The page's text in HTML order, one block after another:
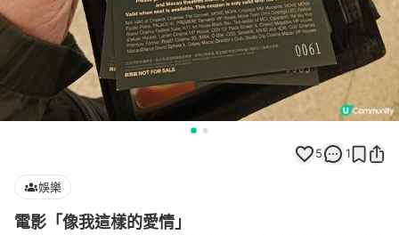
5 1
娛樂
電影「像我這樣的愛情」